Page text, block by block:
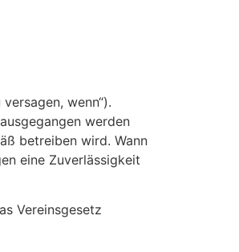
wenn“).
werden
betreiben wird. Wann
eine Zuverlässigkeit
Vereinsgesetz